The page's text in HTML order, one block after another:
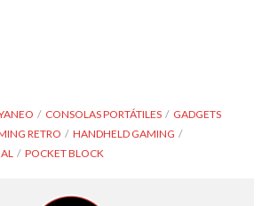
CONSOLAS PORTÁTILES
GADGETS
RETRO
HANDHELD GAMING
POCKET BLOCK